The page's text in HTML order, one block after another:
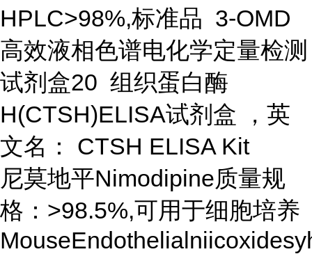
HPLC>98%,标准品 3-OMD
高效液相色谱电化学定量检测
试剂盒20 组织蛋白酶
H(CTSH)ELISA试剂盒 ，英
文名： CTSH ELISA Kit
尼莫地平Nimodipine质量规
格：>98.5%,可用于细胞培养